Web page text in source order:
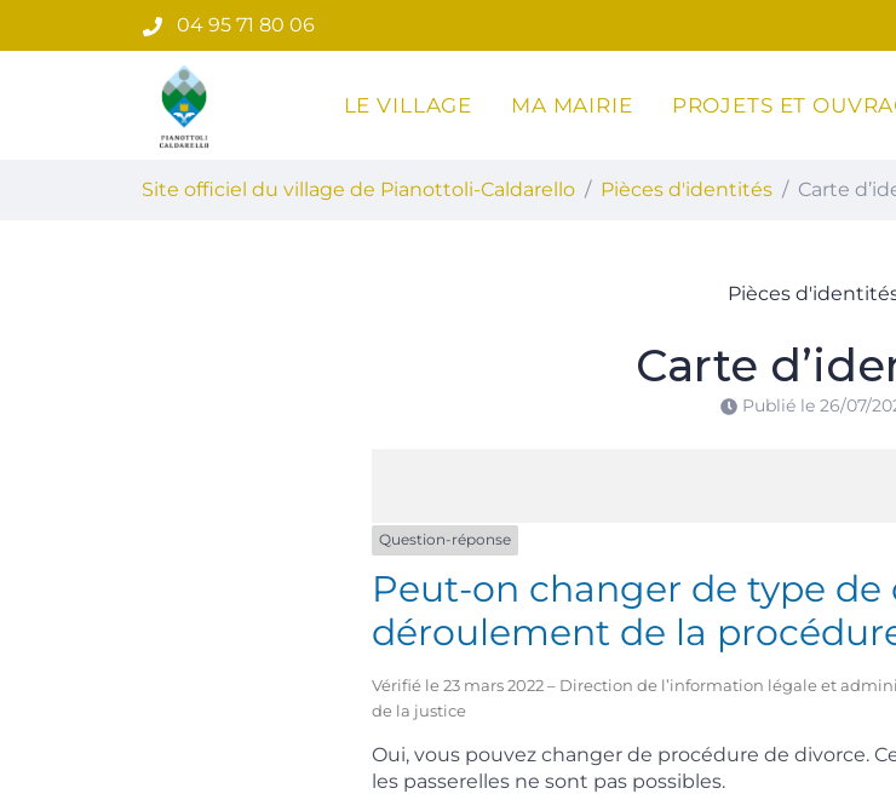
au
04 95 71 80 06
Site officiel du village de Pianottoli-Caldarello
LE VILLAGE MA MAIRIE PROJETS ET
Site officiel du village de Pianottoli-Caldarello Pièces d'identités Carte
Pièces
Carte
Publié le 26/07/
Question-réponse
Peut-on changer de type
déroulement de la
Vérifié le 23 mars 2022 – Direction de l’information légale et
de la justice
Oui, vous pouvez changer de procédure de divorce.
les passerelles ne sont pas possibles.